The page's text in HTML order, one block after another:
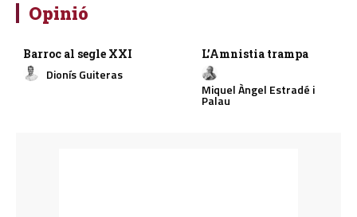
Opinió
Barroc al segle XXI
Dionís Guiteras
L’Amnistia trampa
Miquel Àngel Estradé i
Palau